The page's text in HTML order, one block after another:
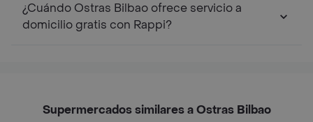
¿Cuándo Ostras Bilbao ofrece servicio a
domicilio gratis con Rappi?
Supermercados similares a Ostras Bilbao